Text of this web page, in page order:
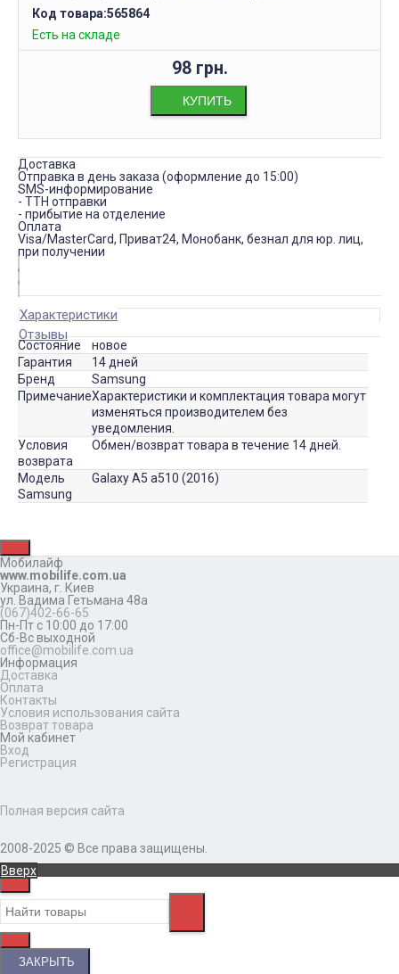
Код товара:565864
Есть на складе
98 грн.
КУПИТЬ
Доставка
Отправка в день заказа (оформление до 15:00)
SMS-информирование
- ТТН отправки
- прибытие на отделение
Оплата
Visa/MasterCard, Приват24, Монобанк, безнал для юр. лиц,
при получении
Характеристики
Отзывы
Состояние
новое
Гарантия
14 дней
Бренд
Samsung
ПримечаниеХарактеристики и комплектация товара могут
изменяться производителем без
уведомления.
Условия
возврата
Обмен/возврат товара в течение 14 дней.
Модель
Samsung
Galaxy A5 a510 (2016)
Мобилайф
www.mobilife.com.ua
Украина, г. Киев
ул. Вадима Гетьмана 48а
(067)402-66-65
Пн-Пт с 10:00 до 17:00
Сб-Вс выходной
office@mobilife.com.ua
Информация
Доставка
Оплата
Контакты
Условия использования сайта
Возврат товара
Мой кабинет
Вход
Регистрация
Полная версия сайта
2008-2025 © Все права защищены.
Вверх
ЗАКРЫТЬ